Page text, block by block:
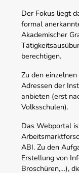
Der Fokus liegt
formal
Akademischer
berechtigen.
Zu den
Adressen der
anbieten (erst
Volksschulen).
Das Webportal
ABI. Zu den
Erstellung von
Broschüren,…),